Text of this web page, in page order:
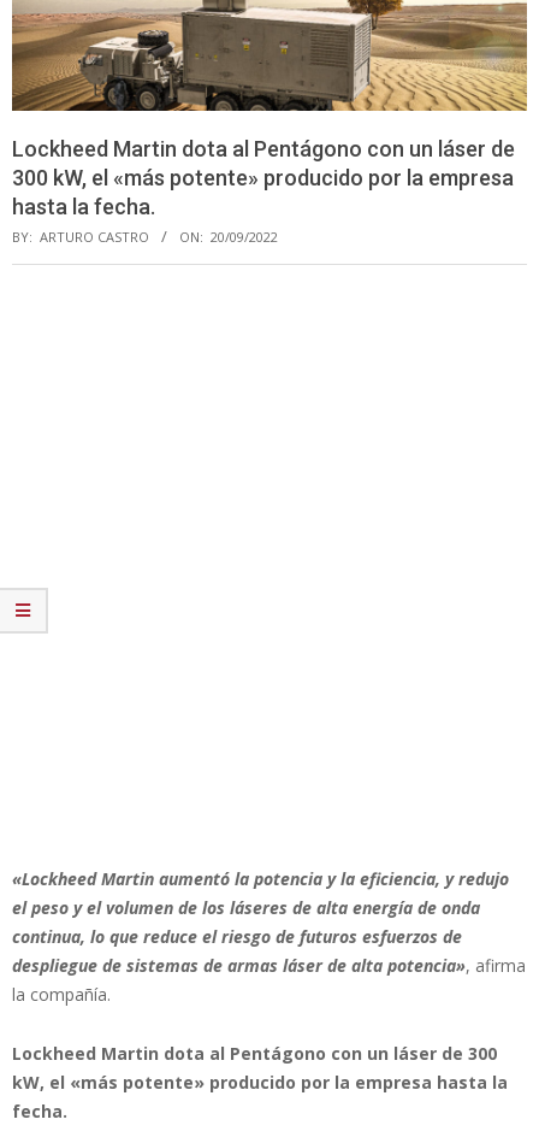
Lockheed Martin dota al Pentágono con un láser de
300 kW, el «más potente» producido por la empresa
hasta la fecha.
BY: ARTURO CASTRO ON: 20/09/2022
«Lockheed Martin aumentó la potencia y la eficiencia, y redujo
el peso y el volumen de los láseres de alta energía de onda
continua, lo que reduce el riesgo de futuros esfuerzos de
despliegue de sistemas de armas láser de alta potencia», afirma
la compañía.
Lockheed Martin dota al Pentágono con un láser de 300
kW, el «más potente» producido por la empresa hasta la
fecha.